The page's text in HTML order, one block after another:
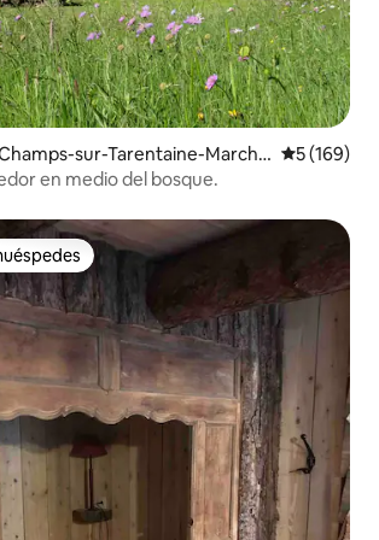
sur-Tarentaine-Marcha
5 (169)
en medio del bosque.